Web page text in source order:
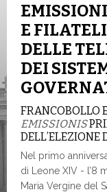
E
DELLE
DEI
FRANCOBOLLO
EMISSIONIS
DELL’ELEZIONE
Nel primo
di Leone XIV - l’8
Maria Vergine del